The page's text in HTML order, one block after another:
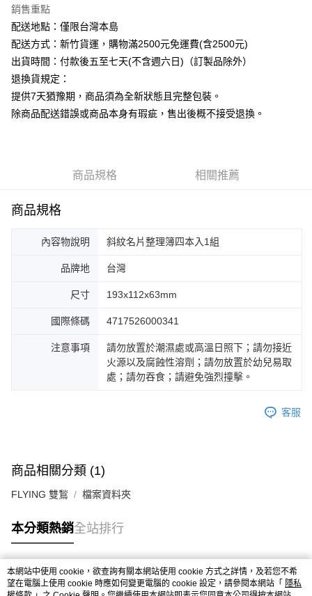
運送方式
下單前請先詢問庫存
每筆NT$130，滿NT$2,500(含以上)免運費
銷售重點
配送地點：僅限台灣本島
配送方式：新竹貨運，購物滿2500元免運費(含2500元)
出貨時間：付款後五至七天(不含週六日)（訂製品除外）
退換貨規定：
提供7天猶豫期，商品須為全新狀態且完整包裝。
除商品配送錯誤或商品本身有瑕疵，售出後概不接受退換。
商品規格 相關推薦
商品規格
內容物說明 斜紋名片整理簿四本入1組
品牌地 台灣
尺寸 193x112x63mm
國際條碼 4717526000341
注意事項
請勿放置於潮濕處或高溫日照下；請勿接近
火源以及腐蝕性溶劑；請勿放置於幼兒易取
處；請勿吞食；請避免強烈撞擊。
客服
商品相關分類 (1)
FLYING 雙鶖 檔案資料夾
本分類熱銷全站排行
熱門標籤
本網站中使用 cookie，欲查詢有關本網站使用 cookie 方式之詳情，及若您不希
望在電腦上使用 cookie 時應如何變更電腦的 cookie 設定，請參閱本網站「 隱私